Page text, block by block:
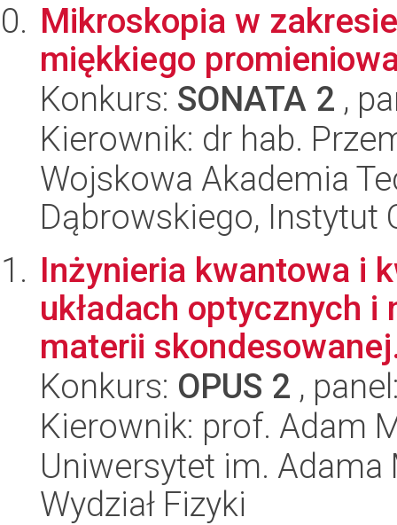
Mikroskopia w
miękkiego
Konkurs: SONATA 2 ,
Kierownik: dr hab.
Wojskowa Akademia
Dąbrowskiego, Instytut
Inżynieria kwantowa i
układach optycznych i
materii
Konkurs: OPUS 2 ,
Kierownik: prof. Adam
Uniwersytet im.
Wydział Fizyki